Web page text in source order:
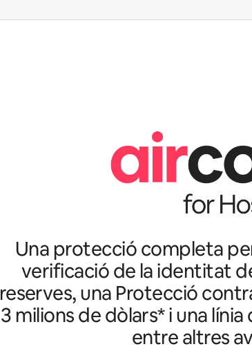
Una protecció completa
verificació de la identitat
reserves, una Protecció
3 milions de dòlars* i una
entre altres